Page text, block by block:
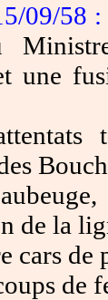
09/58 :
une
de la
cars
de